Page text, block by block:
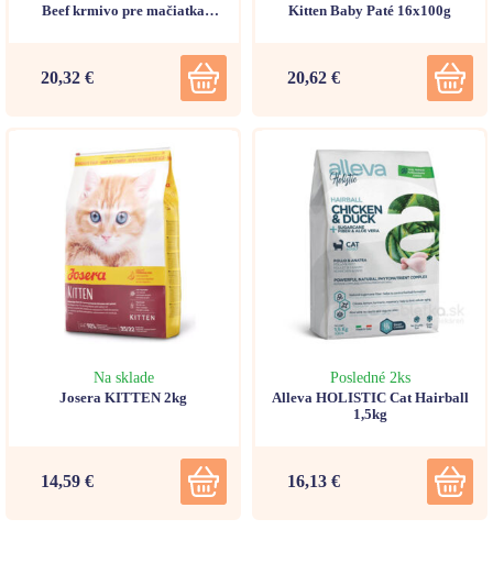
Beef krmivo pre mačiatka
20,32 €
Kitten Baby Paté 16x100g
20,62 €
Na sklade
Josera KITTEN 2kg
14,59 €
Posledné 2ks
Alleva HOLISTIC Cat Hairball
1,5kg
16,13 €